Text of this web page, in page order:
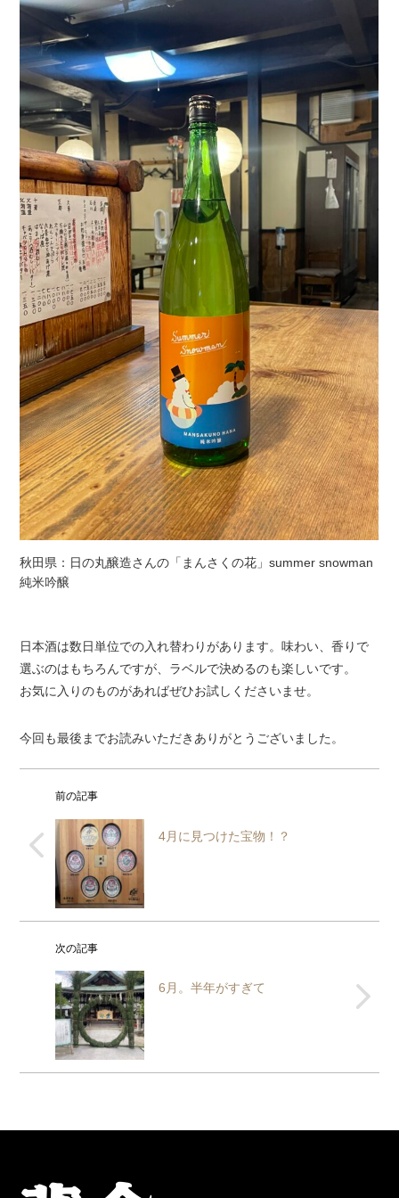
秋田県：日の丸醸造さんの「まんさくの花」summer snowman
純米吟醸
日本酒は数日単位での入れ替わりがあります。味わい、香りで
選ぶのはもちろんですが、ラベルで決めるのも楽しいです。
お気に入りのものがあればぜひお試しくださいませ。
今回も最後までお読みいただきありがとうございました。
前の記事
4月に見つけた宝物！？
次の記事
6月。半年がすぎて